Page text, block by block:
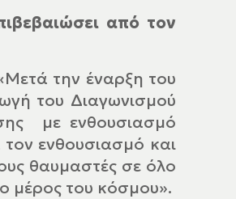
από τον
την έναρξη του
του Διαγωνισμού
με ενθουσιασμό
ενθουσιασμό και
θαυμαστές σε όλο
μέρος του κόσμου».